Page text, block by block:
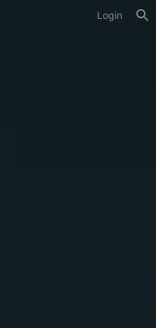
Login